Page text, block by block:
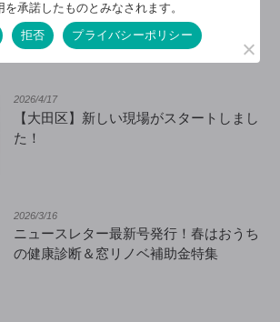
さん
2026/4/17
【大田区】新しい現場がスタートしまし
た！
2026/3/16
ニュースレター最新号発行！春はおうち
の健康診断＆窓リノベ補助金特集
を承諾したものとみなされます。
拒否 プライバシーポリシー